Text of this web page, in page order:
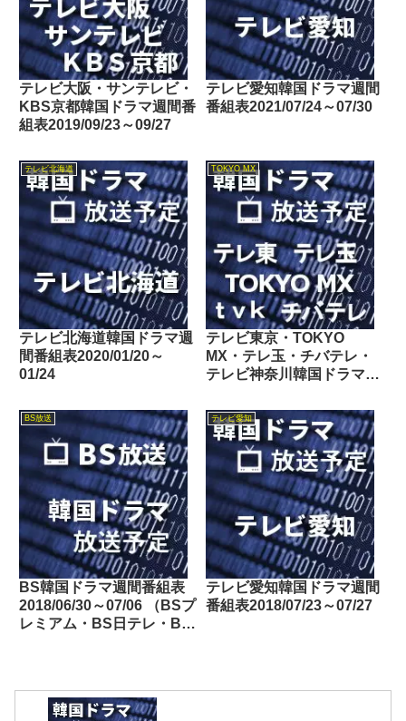
テレビ大阪・サンテレビ・
KBS京都韓国ドラマ週間番
組表2019/09/23～09/27
テレビ愛知韓国ドラマ週間
番組表2021/07/24～07/30
テレビ北海道
テレビ北海道韓国ドラマ週
間番組表2020/01/20～
01/24
TOKYO MX
テレビ東京・TOKYO
MX・テレ玉・チバテレ・
テレビ神奈川韓国ドラマ週
07/31
BS放送
BS韓国ドラマ週間番組表
2018/06/30～07/06 （BSプ
レミアム・BS日テレ・BS
テレビ愛知
テレビ愛知韓国ドラマ週間
番組表2018/07/23～07/27